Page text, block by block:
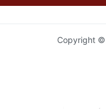
Copyright ©